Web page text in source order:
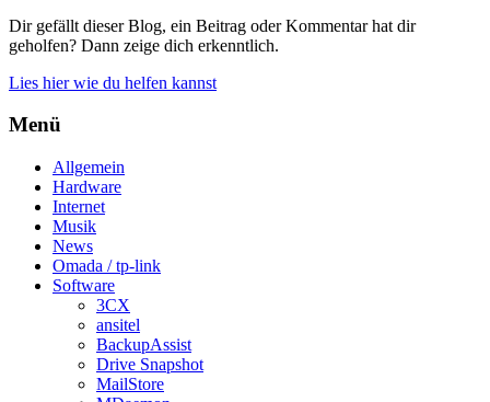
Dir gefällt dieser Blog, ein Beitrag oder Kommentar hat dir
geholfen? Dann zeige dich erkenntlich.
Lies hier wie du helfen kannst
Menü
Allgemein
Hardware
Internet
Musik
News
Omada / tp-link
Software
3CX
ansitel
BackupAssist
Drive Snapshot
MailStore